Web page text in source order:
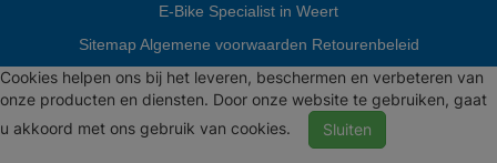
E-Bike Specialist in Weert
Sitemap Algemene voorwaarden Retourenbeleid
Cookies helpen ons bij het leveren, beschermen en verbeteren van
onze producten en diensten. Door onze website te gebruiken, gaat
u akkoord met ons gebruik van cookies.
Sluiten